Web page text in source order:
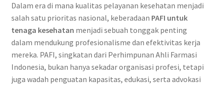
Dalam era di mana kualitas pelayanan kesehatan menjadi
salah satu prioritas nasional, keberadaan PAFI untuk
tenaga kesehatan menjadi sebuah tonggak penting
dalam mendukung profesionalisme dan efektivitas kerja
mereka. PAFI, singkatan dari Perhimpunan Ahli Farmasi
Indonesia, bukan hanya sekadar organisasi profesi, tetapi
juga wadah penguatan kapasitas, edukasi, serta advokasi